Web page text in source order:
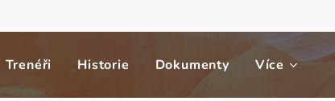
Trenéři Historie Dokumenty Více